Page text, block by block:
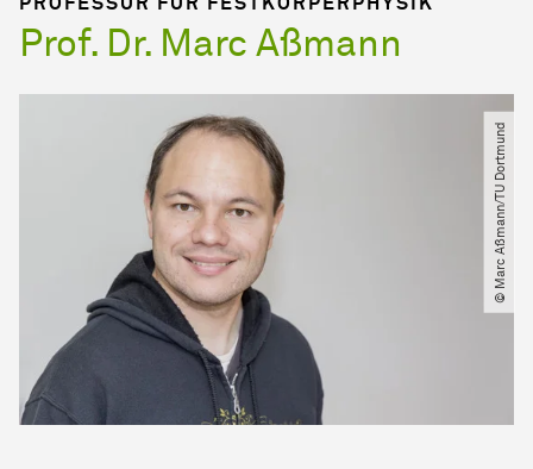
Prof. Dr. Marc Aßmann
© Marc Aßmann​/​TU Dortmund